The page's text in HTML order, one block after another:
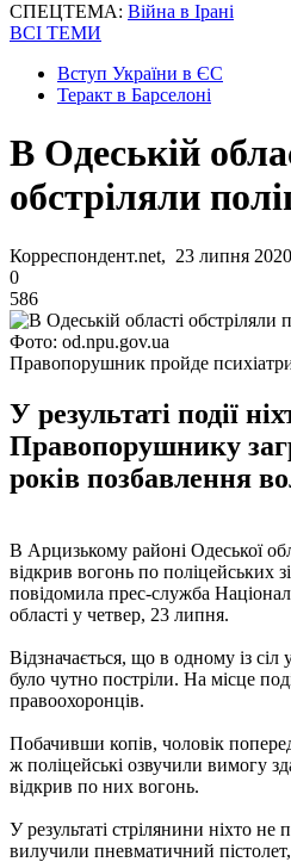
СПЕЦТЕМА: Війна в Ірані
ВСІ ТЕМИ
Вступ України в ЄС
Теракт в Барселоні
В Одеській
обстріляли
Корреспондент.net, 23 липня
0
586
Фото: od.npu.gov.ua
Правопорушник пройде
У результаті події
Правопорушнику
років позбавлення
В Арцизькому районі Одеської
відкрив вогонь по поліцейських
повідомила прес-служба
області у четвер, 23 липня.
Відзначається, що в одному із
було чутно постріли. На місце
правоохоронців.
Побачивши копів, чоловік
ж поліцейські озвучили вимогу
відкрив по них вогонь.
У результаті стрілянини ніхто
вилучили пневматичний